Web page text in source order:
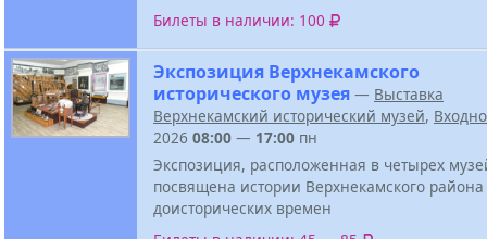
Билеты в наличии: 100
Экспозиция Верхнекамского
исторического музея — Выставка
Верхнекамский исторический музей,
2026 08:00 — 17:00 пн
Экспозиция, расположенная в четырех
посвящена истории Верхнекамского района
доисторических времен